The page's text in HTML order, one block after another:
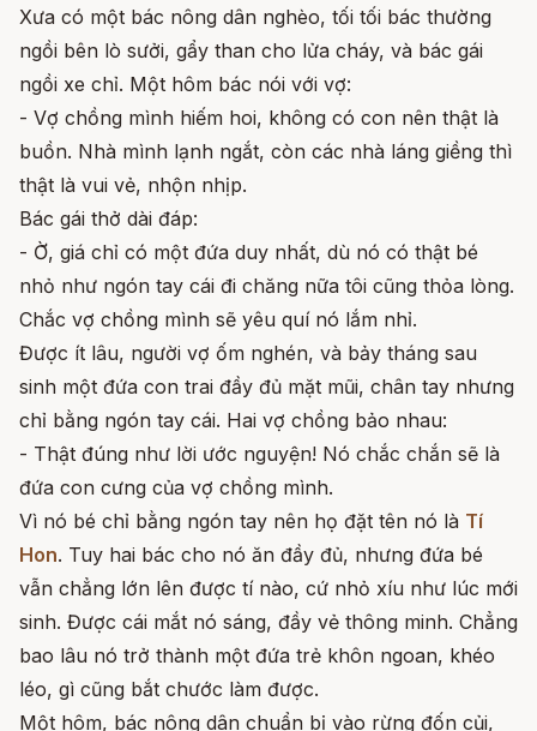
Xưa có một bác nông dân nghèo, tối tối bác thường
ngồi bên lò sưởi, gẩy than cho lửa cháy, và bác gái
ngồi xe chỉ. Một hôm bác nói với vợ:
- Vợ chồng mình hiếm hoi, không có con nên thật là
buồn. Nhà mình lạnh ngắt, còn các nhà láng giềng thì
thật là vui vẻ, nhộn nhịp.
Bác gái thở dài đáp:
- Ờ, giá chỉ có một đứa duy nhất, dù nó có thật bé
nhỏ như ngón tay cái đi chăng nữa tôi cũng thỏa lòng.
Chắc vợ chồng mình sẽ yêu quí nó lắm nhỉ.
Được ít lâu, người vợ ốm nghén, và bảy tháng sau
sinh một đứa con trai đầy đủ mặt mũi, chân tay nhưng
chỉ bằng ngón tay cái. Hai vợ chồng bảo nhau:
- Thật đúng như lời ước nguyện! Nó chắc chắn sẽ là
đứa con cưng của vợ chồng mình.
Vì nó bé chỉ bằng ngón tay nên họ đặt tên nó là Tí
Hon. Tuy hai bác cho nó ăn đầy đủ, nhưng đứa bé
vẫn chẳng lớn lên được tí nào, cứ nhỏ xíu như lúc mới
sinh. Được cái mắt nó sáng, đầy vẻ thông minh. Chẳng
bao lâu nó trở thành một đứa trẻ khôn ngoan, khéo
léo, gì cũng bắt chước làm được.
Một hôm, bác nông dân chuẩn bị vào rừng đốn củi,